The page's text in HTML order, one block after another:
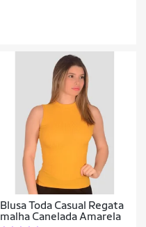
Blusa Toda Casual Regata
malha Canelada Amarela